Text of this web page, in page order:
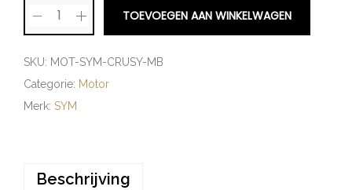
TOEVOEGEN AAN WINKELWAGEN
SKU: MOT-SYM-CRUSY-MB
Categorie: Motor
Merk: SYM
Beschrijving